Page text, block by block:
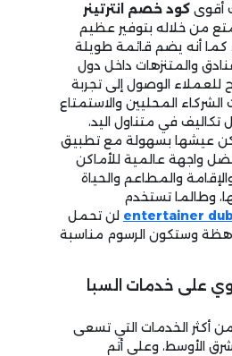
أقوى كود خصم انترتينر
من خلاله بتوفير عظيم
كما أنه يضم قائمة طويلة
والمتنزهات داخل دول
للعملاء الوصول إلى تجربة
المحليين والاستمتاع
تكاليف في متناول اليد،
عيشها بسهولة مع تطبيق
واجهة عالمية للأماكن
والمطاعم والحياة
وطالما تستخدم
entertainer لن تحمل
وستكون الرسوم مناسبة
على خدمات السبا
أكثر الخدمات التي تسعى
الأوسط، وعلى أتم